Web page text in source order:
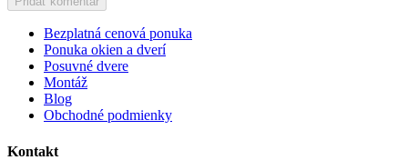
Bezplatná cenová ponuka
Ponuka okien a dverí
Posuvné dvere
Montáž
Blog
Obchodné podmienky
Kontakt